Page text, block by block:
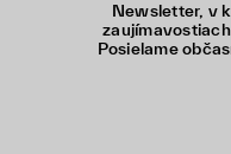
Newsletter, v
Posielame